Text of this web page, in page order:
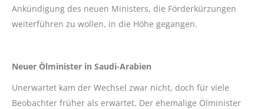
Ankündigung des neuen Ministers, die Förderkürzungen
weiterführen zu wollen, in die Höhe gegangen.
Neuer Ölminister in Saudi-Arabien
Unerwartet kam der Wechsel zwar nicht, doch für viele
Beobachter früher als erwartet. Der ehemalige Ölminister